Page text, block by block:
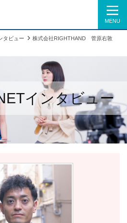
MENU
タビュー
株式会社RIGHTHAND 菅原右敦
インタビュー